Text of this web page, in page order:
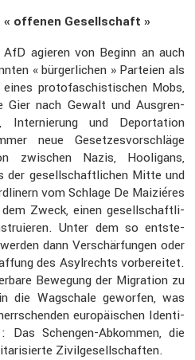
« offenen Gesell­schaft »
agieren von Beginn an auch
« bürger­li­chen » Parteien als
proto­fa­schis­ti­schen Mobs,
Gier nach Gewalt und Ausgren­
Inter­nie­rung und Depor­ta­tion
neue Geset­zes­vor­schläge
zwischen Nazis, Hooli­gans,
der gesell­schaft­li­chen Mitte und
vom Schlage De Maiziéres
Zweck, einen gesell­schaft­li­
Unter dem so entste­
dann Verschär­fungen oder
des Asylrechts vorbe­reitet.
Bewegung der Migra­tion zu
die Wagschale geworfen, was
europäi­schen Identi­
Schengen-Abkommen, die
Zivil­ge­sell­schaften.